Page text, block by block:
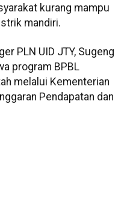
kurang mampu
mandiri.
PLN UID JTY, Sugeng
program BPBL
melalui Kementerian
Pendapatan dan